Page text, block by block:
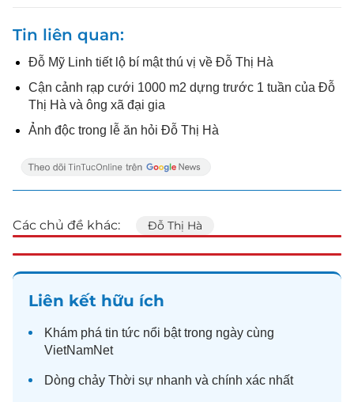
Tin liên quan
Đỗ Mỹ Linh tiết lộ bí mật thú vị về Đỗ Thị Hà
Cận cảnh rạp cưới 1000 m2 dựng trước 1 tuần của Đỗ
Thị Hà và ông xã đại gia
Ảnh độc trong lễ ăn hỏi Đỗ Thị Hà
Các chủ đề khác: Đỗ Thị Hà
Liên kết hữu ích
Khám phá tin tức nổi bật trong ngày cùng
VietNamNet
Dòng chảy Thời sự nhanh và chính xác nhất